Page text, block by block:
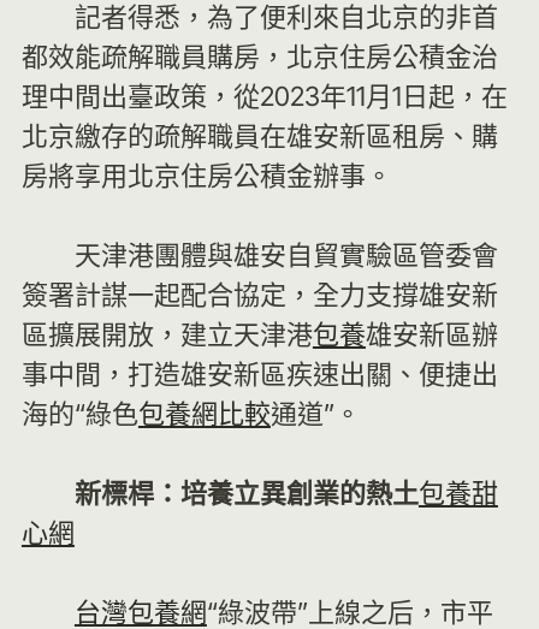
記者得悉，為了便利來自北京的非首
都效能疏解職員購房，北京住房公積金治
理中間出臺政策，從2023年11月1日起，在
北京繳存的疏解職員在雄安新區租房、購
房將享用北京住房公積金辦事。
天津港團體與雄安自貿實驗區管委會
簽署計謀一起配合協定，全力支撐雄安新
區擴展開放，建立天津港包養雄安新區辦
事中間，打造雄安新區疾速出關、便捷出
海的“綠色包養網比較通道”。
新標桿：培養立異創業的熱土包養甜
心網
台灣包養網“綠波帶”上線之后，市平